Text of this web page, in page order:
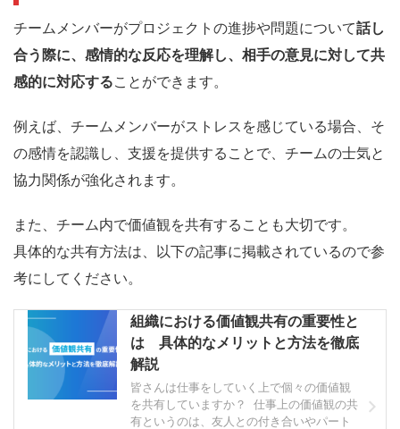
チームメンバーがプロジェクトの進捗や問題について話し
合う際に、感情的な反応を理解し、相手の意見に対して共
感的に対応することができます。
例えば、チームメンバーがストレスを感じている場合、そ
の感情を認識し、支援を提供することで、チームの士気と
協力関係が強化されます。
また、チーム内で価値観を共有することも大切です。
具体的な共有方法は、以下の記事に掲載されているので参
考にしてください。
組織における価値観共有の重要性と
は 具体的なメリットと方法を徹底
解説
皆さんは仕事をしていく上で個々の価値観
を共有していますか？ 仕事上の価値観の共
有というのは、友人との付き合いやパート